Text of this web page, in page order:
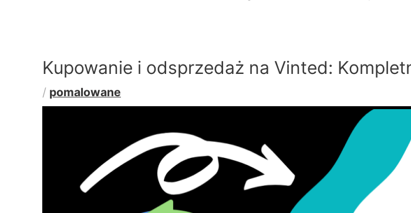
Kupowanie i odsprzedaż na Vinted:
/ pomalowane